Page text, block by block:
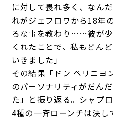
に対して畏れ多く、なん
れがジェフロワから18年
ろな事を教わり……彼が少
くれたことで、私もどん
いきました」
その結果「ドン ペリニヨ
のパーソナリティがだん
た」と振り返る。シャプ
4種の一斉ローンチは決